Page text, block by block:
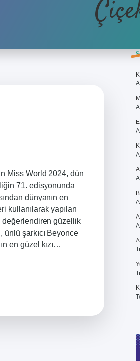
Miss World 2024, dün
71. edisyonunda
dünyanın en
kullanılarak yapılan
değerlendiren güzellik
şarkıcı Beyonce
en güzel kızı…